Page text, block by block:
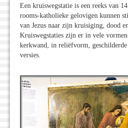
Een kruiswegstatie is een reeks van
rooms-katholieke gelovigen kunnen
van Jezus naar zijn kruisiging, dood
Kruiswegstaties zijn er in vele
kerkwand, in reliëfvorm,
versies.